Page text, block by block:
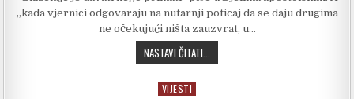
„kada vjernici odgovaraju na nutarnji poticaj da se daju drugima
ne očekujući ništa zauzvrat, u…
NASTAVI ČITATI...
Posted in
VIJESTI